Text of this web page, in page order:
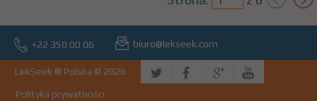
+22 350 00 06 biuro@lekseek.com
LekSeek ® Polska © 2026
Polityka prywatności